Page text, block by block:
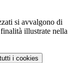
si avvalgono di
illustrate nella
i cookies